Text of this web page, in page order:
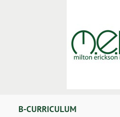
B-CURRICULUM